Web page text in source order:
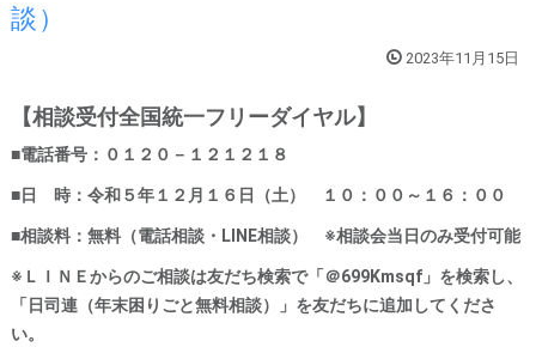
談）
2023年11月15日
【相談受付全国統一フリーダイヤル】
■電話番号：０１２０－１２１２１８
■日 時：令和５年１２月１６日（土） １０：００～１６：００
■相談料：無料（電話相談・LINE相談） ※相談会当日のみ受付可能
※ＬＩＮＥからのご相談は友だち検索で「＠699Kmsqf」を検索し、
「日司連（年末困りごと無料相談）」を友だちに追加してくださ
い。